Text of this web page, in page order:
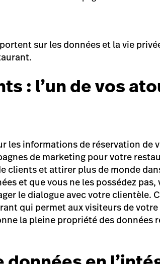
sur les données et la vie
: l’un de vos
les informations de réservation de
de marketing pour votre
clients et attirer plus de monde
et que vous ne les possédez
le dialogue avec votre clientèle.
qui permet aux visiteurs de
la pleine propriété des données